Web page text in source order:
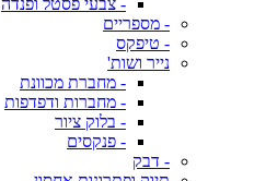
- צבעי פסטל ופנדה
- מספריים
- טיפקס
נייר ושות'
- מחברת מכוונת
- מחברות ודפדפות
- בלוק ציור
- פנקסים
- דבק